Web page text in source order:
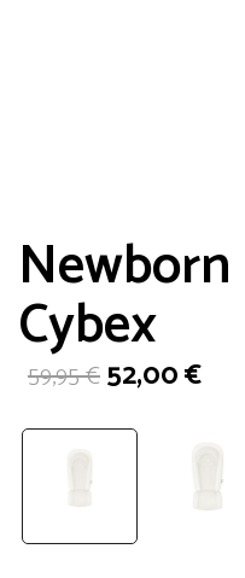
Cybex
59,95€El
precio
era:
59,95 €.
52,00€El